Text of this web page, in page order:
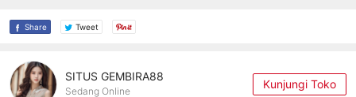
Share Tweet
SITUS GEMBIRA88
Sedang Online Kunjungi Toko